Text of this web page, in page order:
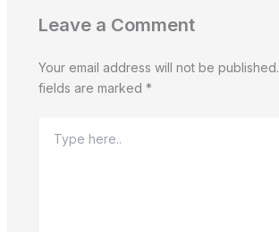
Leave a Comment
Your email address will not be published.
fields are marked *
here..